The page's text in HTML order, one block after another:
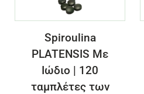
Spiroulina
PLATENSIS Με
Ιώδιο | 120
ταμπλέτες των